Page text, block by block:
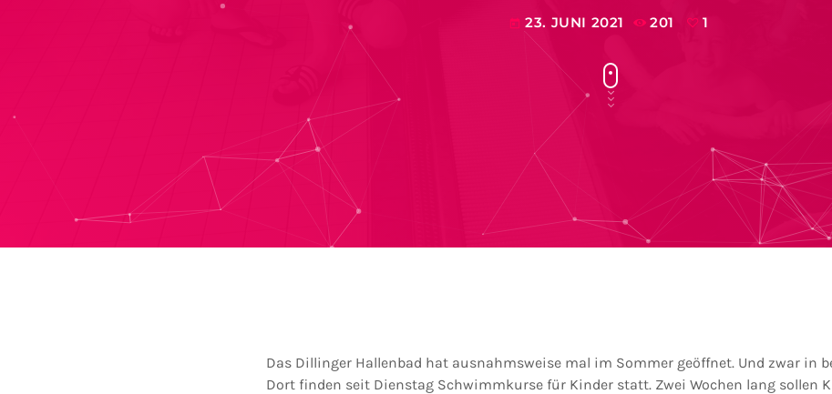
today 23. JUNI 2021 201 1
Das Dillinger Hallenbad hat ausnahmsweise mal im Sommer geöffnet. Und zwar in
Dort finden seit Dienstag Schwimmkurse für Kinder statt. Zwei Wochen lang sollen